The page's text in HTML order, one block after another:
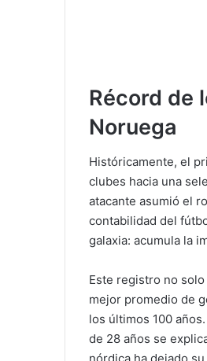
Récord de
Noruega
Históricamente, el
clubes hacia una
atacante asumió el
contabilidad del
galaxia: acumula la
Este registro no
mejor promedio de
los últimos 100 años.
de 28 años se